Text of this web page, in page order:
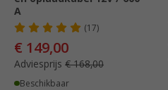
A
(17)
€ 149,00
Adviesprijs € 168,00
Beschikbaar